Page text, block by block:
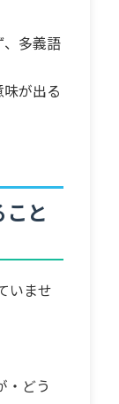
多義語
が出る
と
いませ
・どう